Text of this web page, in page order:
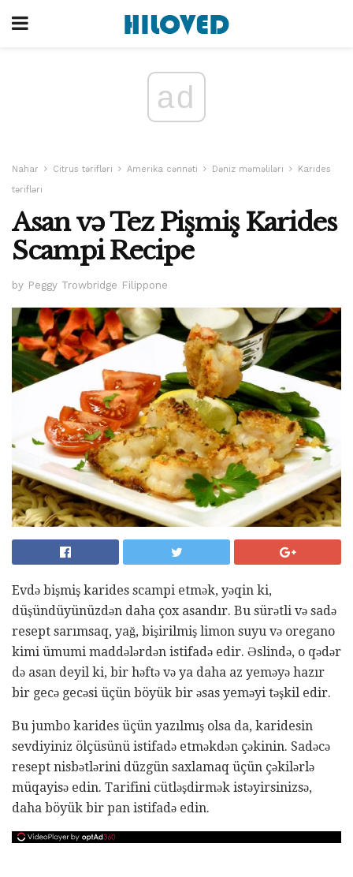
ad
Nahar Citrus tərifləri Amerika cənnəti Dəniz məməliləri
Karides
tərifləri
Asan və Tez Pişmiş Karides
Scampi Recipe
by Peggy Trowbridge Filippone
Evdə bişmiş karides scampi etmək, yəqin ki,
düşündüyünüzdən daha çox asandır. Bu sürətli və sadə
resept sarımsaq, yağ, bişirilmiş limon suyu və oregano
kimi ümumi maddələrdən istifadə edir. Əslində, o qədər
də asan deyil ki, bir həftə və ya daha az yeməyə hazır
bir gecə gecəsi üçün böyük bir əsas yeməyi təşkil edir.
Bu jumbo karides üçün yazılmış olsa da, karidesin
sevdiyiniz ölçüsünü istifadə etməkdən çəkinin. Sadəcə
resept nisbətlərini düzgün saxlamaq üçün çəkilərlə
müqayisə edin. Tarifini cütləşdirmək istəyirsinizsə,
daha böyük bir pan istifadə edin.